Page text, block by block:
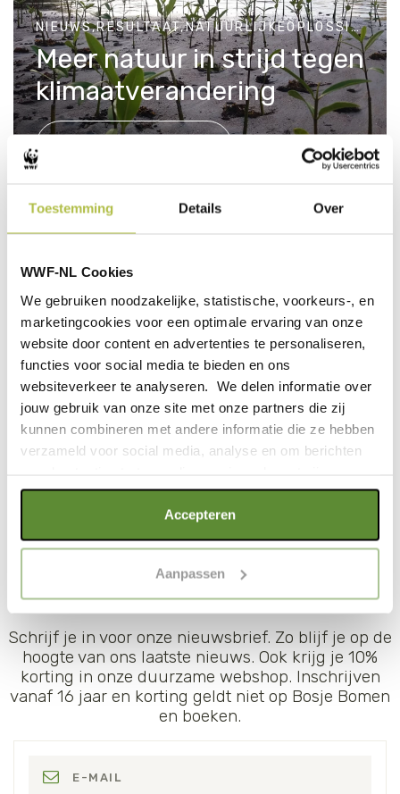
Toestemming Details Over
WWF-NL Cookies
We gebruiken noodzakelijke, statistische, voorkeurs-, en
marketingcookies voor een optimale ervaring van onze
website door content en advertenties te personaliseren,
functies voor social media te bieden en ons
websiteverkeer te analyseren. We delen informatie over
jouw gebruik van onze site met onze partners die zij
kunnen combineren met andere informatie die ze hebben
verzameld voor social media, analyse en om berichten
Als je op "Alle cookies accepteren" klikt, ga je akkoord
met een optimaal gebruik van de website. Als je niet alle
"selectie toestaan" of "alleen noodzakelijke cookies", wat
wel gevolgen kan hebben voor de gebruiksvriendelijkheid
op "Cookie instellingen". Lees voor meer informatie
onzeCookie Policy.
Accepteren
Aanpassen
NIEUWS,RESULTAAT,NATUURLIJKEOPLOSSINGEN,NEDERLAND,KLIMAAT
Meer natuur in strijd tegen
klimaatverandering
NIEUWS,RESULTAAT,NATUURLIJKEOPLOSSINGEN,NEDERLAND,KLIMAAT
Het COP-mechanisme:
succes vieren en verlies nemen
BLIJF OP DE HOOGTE
Schrijf je in voor onze nieuwsbrief. Zo blijf je op de
hoogte van ons laatste nieuws. Ook krijg je 10%
korting in onze duurzame webshop. Inschrijven
vanaf 16 jaar en korting geldt niet op Bosje Bomen
en boeken.
E-MAIL